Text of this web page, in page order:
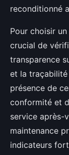
reconditionné
Pour choisir
crucial de
transparence
et la traçabilité
présence de
conformité et
service après-
maintenance
indicateurs